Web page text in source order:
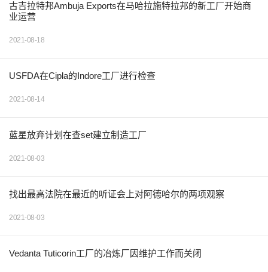
古吉拉特邦Ambuja Exports在马哈拉施特拉邦的新工厂开始商
业运营
2021-08-18
USFDA在Cipla的Indore工厂进行检查
2021-08-14
蓝星放弃计划在查set建立制造工厂
2021-08-03
找出最高法院在最近的听证会上对阿德哈尔的两项观察
2021-08-03
Vedanta Tuticorin工厂的冶炼厂因维护工作而关闭